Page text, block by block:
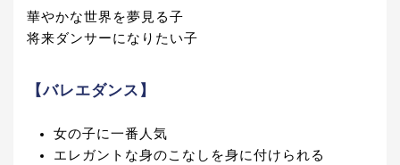
華やかな世界を夢見る子
将来ダンサーになりたい子
【バレエダンス】
女の子に一番人気
エレガントな身のこなしを身に付けられる